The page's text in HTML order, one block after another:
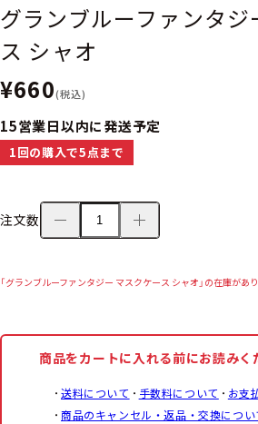
グランブルーファンタジ
ス シャオ
¥660(税込)
15営業日以内に発送予定
1回の購入で5点まで
注文数
「グランブルーファンタジー マスクケース シャオ」の在庫があ
商品をカートに入れる前にお読みく
送料について 手数料について
お支
商品のキャンセル・返品・交換につい